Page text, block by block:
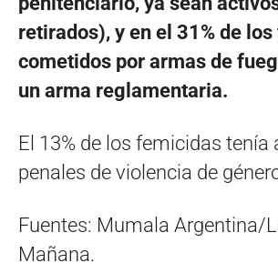
retirados), y en el 31% de
cometidos por armas de
un arma reglamentaria.
El 13% de los femicidas tenía
penales de violencia de
Fuentes: Mumala Argentina/
Mañana.